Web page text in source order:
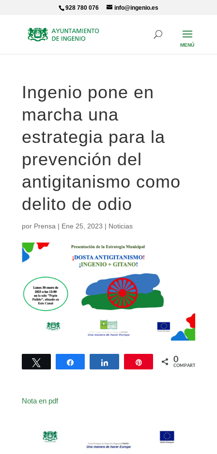
928 780 076 info@ingenio.es
Ingenio pone en
marcha una
estrategia para la
prevención del
antigitanismo como
delito de odio
por Prensa | Ene 25, 2023 | Noticias
Twittear Compartir Compartir 0
COMPARTIR
Nota en pdf